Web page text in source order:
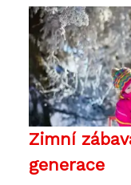
Zimní
generace